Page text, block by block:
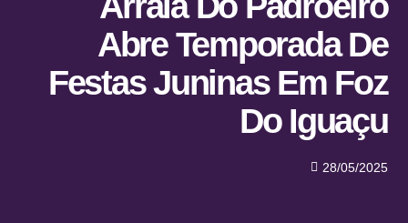
Abre Temporada De
Festas Juninas Em Foz
Do Iguaçu
28/05/2025